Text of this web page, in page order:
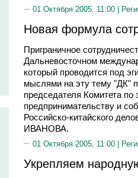
01 Октября 2005, 11:00 |
Новая формула
Приграничное
Дальневосточном
который проводится под
мыслями на эту тему "ДК"
председателя Комитета по
предпринимательству и
Российско-китайского
ИВАНОВА.
01 Октября 2005, 11:00 |
Укрепляем